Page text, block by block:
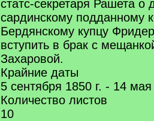
статс-секретаря Рашета о
сардинскому подданному
Бердянскому купцу
вступить в брак с
Захаровой.
Крайние даты
5 сентября 1850 г. - 14 мая
Количество листов
10